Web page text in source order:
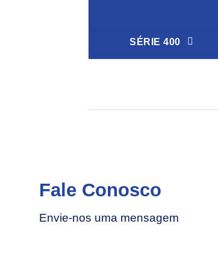
SÉRIE 400
Fale Conosco
Envie-nos uma mensagem